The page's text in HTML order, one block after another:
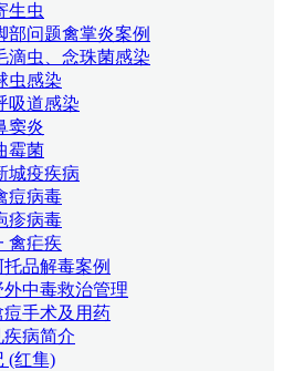
生虫
部问题禽掌炎案例
滴虫、念珠菌感染
虫感染
吸道感染
窦炎
霉菌
城疫疾病
痘病毒
疹病毒
禽疟疾
品解毒案例
外中毒救治管理
痘手术及用药
病简介
(红隼)